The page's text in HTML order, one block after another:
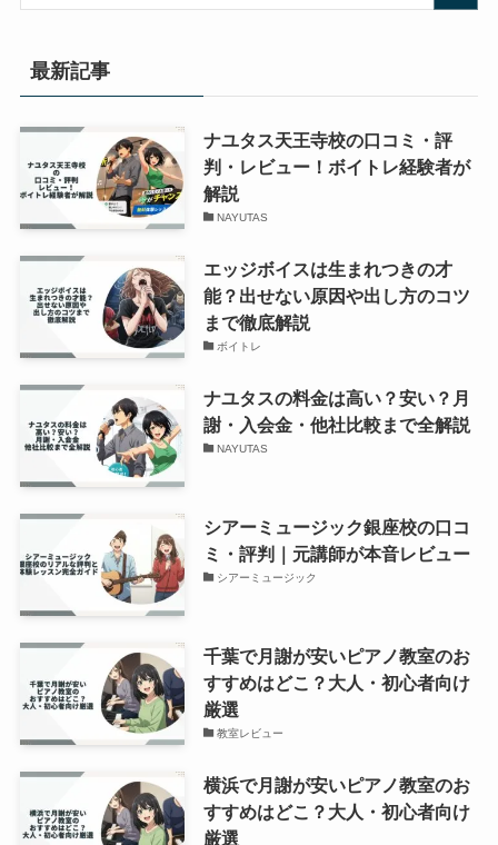
最新記事
ナユタス天王寺校の口コミ・評
判・レビュー！ボイトレ経験者が
解説
NAYUTAS
エッジボイスは生まれつきの才
能？出せない原因や出し方のコツ
まで徹底解説
ボイトレ
ナユタスの料金は高い？安い？月
謝・入会金・他社比較まで全解説
NAYUTAS
シアーミュージック銀座校の口コ
ミ・評判｜元講師が本音レビュー
シアーミュージック
千葉で月謝が安いピアノ教室のお
すすめはどこ？大人・初心者向け
厳選
教室レビュー
横浜で月謝が安いピアノ教室のお
すすめはどこ？大人・初心者向け
厳選